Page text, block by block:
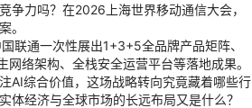
争力吗？在2026上海世界移动通信大会，
。
国联通一次性展出1+3+5全品牌产品矩阵、
网络架构、全栈安全运营平台等落地成果。
AI综合价值，这场战略转向究竟藏着哪些行
体经济与全球市场的长远布局又是什么？